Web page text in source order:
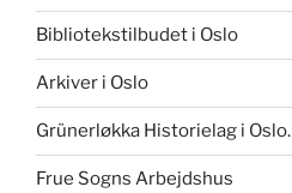
Bibliotekstilbudet i Oslo
Arkiver i Oslo
Grünerløkka Historielag i Oslo.
Frue Sogns Arbejdshus